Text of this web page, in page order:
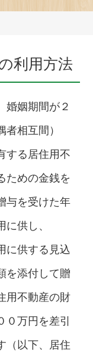
利用方法
婚姻期間が２
相互間）
する居住用不
ための金銭を
与を受けた年
供し、
に供する見込
を添付して贈
用不動産の財
万円を差引
（以下、居住